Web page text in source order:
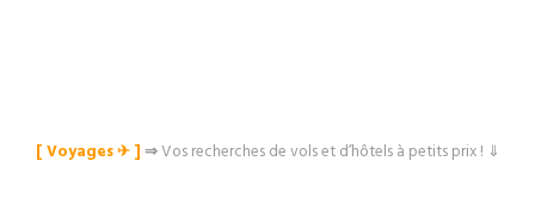
[ Voyages ✈︎ ]⇒Vos recherches de vols et d’hôtels à petits prix ! ⇓